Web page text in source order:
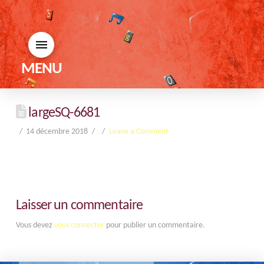
MENU
largeSQ-6681
14 décembre 2018 Leave a Comment
Laisser un commentaire
Vous devez vous connecterpour publier un commentaire.